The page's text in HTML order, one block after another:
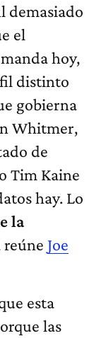
demasiado
el
hoy,
distinto
gobierna
Whitmer,
de
Tim Kaine
hay. Lo
la
reúne Joe
esta
las